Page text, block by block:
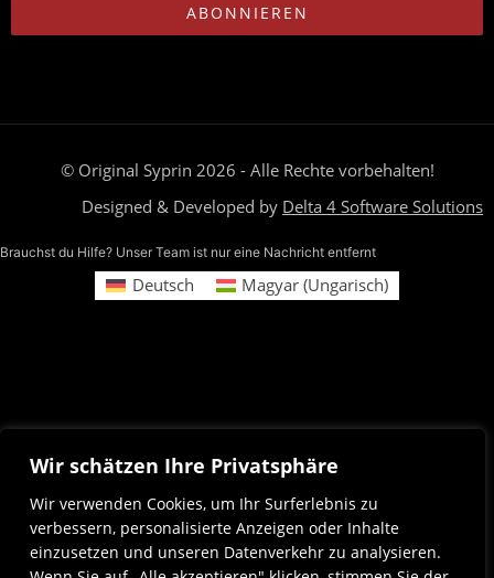
Wir schätzen Ihre Privatsphäre
Wir verwenden Cookies, um Ihr Surferlebnis zu
verbessern, personalisierte Anzeigen oder Inhalte
einzusetzen und unseren Datenverkehr zu analysieren.
ABONNIEREN
© Original Syprin 2026 - Alle Rechte vorbehalten!
Designed & Developed by Delta 4 Software Solutions
Brauchst du Hilfe? Unser Team ist nur eine Nachricht entfernt
Deutsch Magyar (Ungarisch)